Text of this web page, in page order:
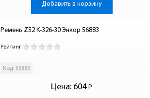
Добавить в корзину
Ремень Z52 К-326-30 Энкор 56883
Рейтинг:
Код: 56883
Цена: 604 Р
-